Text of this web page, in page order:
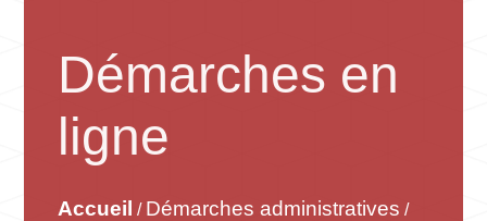
Démarches en
ligne
Accueil / Démarches administratives /